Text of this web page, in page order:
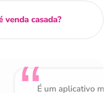
venda casada?
É um aplicativo